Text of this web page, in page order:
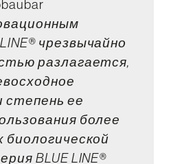
чрезвычайно
разлагается,
степень ее
более
биологической
BLUE LINE®